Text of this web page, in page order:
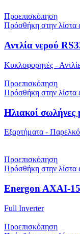
Προεπισκόπηση
Πρόσθήκη στην λίστα
Αντλία νερού
Κυκλοφορητές -
Προεπισκόπηση
Πρόσθήκη στην λίστα
Ηλιακοί
Εξαρτήματα -
Προεπισκόπηση
Πρόσθήκη στην λίστα
Energon AXAI-
Full Inverter
Προεπισκόπηση